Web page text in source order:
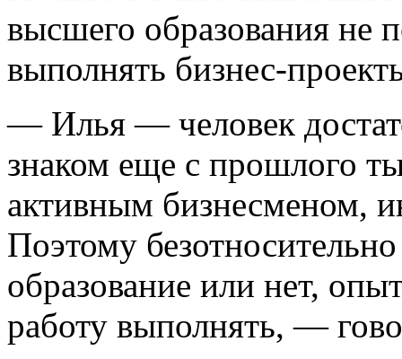
высшего образования не
выполнять бизнес-
— Илья — человек
знаком еще с прошлого
активным бизнесменом,
Поэтому
образование или нет,
работу выполнять, —